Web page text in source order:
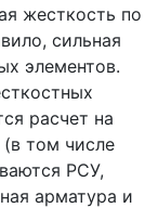
жесткость по
сильная
элементов.
расчет на
(в том числе
РСУ,
арматура и